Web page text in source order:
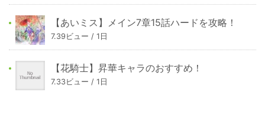
【あいミス】メイン7章15話ハードを攻略！
7.39ビュー / 1日
【花騎士】昇華キャラのおすすめ！
7.33ビュー / 1日